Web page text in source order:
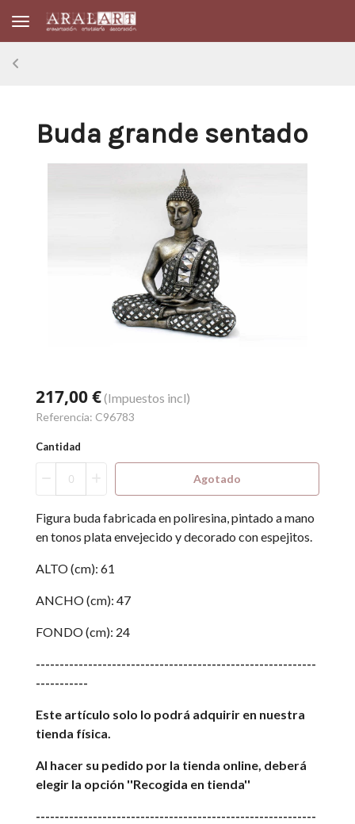
Toggle navigation
Buda grande sentado
217,00 €(Impuestos incl)
Referencia: C96783
Cantidad
Agotado
Figura buda fabricada en poliresina, pintado a mano
en tonos plata envejecido y decorado con espejitos.
ALTO (cm): 61
ANCHO (cm): 47
FONDO (cm): 24
-----------------------------------------------------------
-----------
Este artículo solo lo podrá adquirir en nuestra
tienda física.
Al hacer su pedido por la tienda online, deberá
elegir la opción ''Recogida en tienda''
-----------------------------------------------------------